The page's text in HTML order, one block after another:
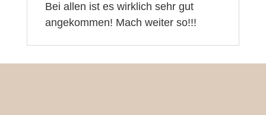
Bei allen ist es wirklich sehr gut
angekommen! Mach weiter so!!!